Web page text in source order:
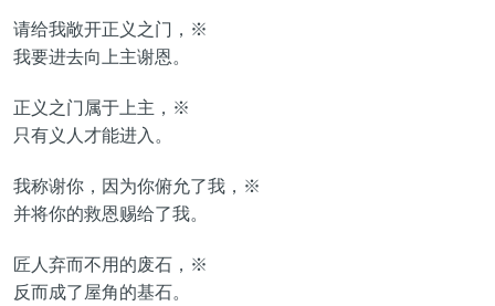
请给我敞开正义之门，※
我要进去向上主谢恩。
正义之门属于上主，※
只有义人才能进入。
我称谢你，因为你俯允了我，※
并将你的救恩赐给了我。
匠人弃而不用的废石，※
反而成了屋角的基石。